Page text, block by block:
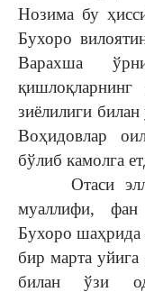
Нозима бу
Бухоро
Варахша
қишлоқларнинг
зиёлилиги
Воҳидовлар
бўлиб камолга
Отаси
муаллифи,
Бухоро шаҳрида
бир марта
билан ўзи